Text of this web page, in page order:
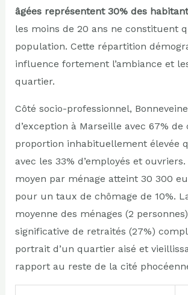
âgées représentent 30% des
les moins de 20 ans ne constituent
population. Cette répartition
influence fortement l’ambiance et
quartier.
Côté socio-professionnel,
d’exception à Marseille avec 67% de
proportion inhabituellement élevée
avec les 33% d’employés et
moyen par ménage atteint 30 300
pour un taux de chômage de 10%.
moyenne des ménages (2
significative de retraités (27%)
portrait d’un quartier aisé et
rapport au reste de la cité